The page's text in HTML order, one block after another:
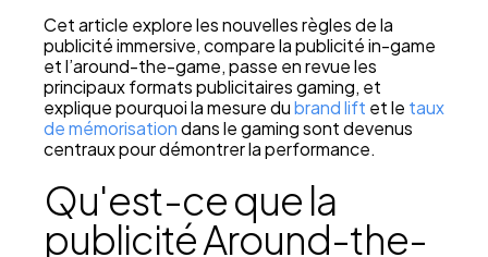
Cet article explore les nouvelles règles de la
publicité immersive, compare la publicité in-game
et l’around-the-game, passe en revue les
principaux formats publicitaires gaming, et
explique pourquoi la mesure dubrand lift et le taux
de mémorisationdans le gaming sont devenus
centraux pour démontrer la performance.
Qu'est-ce que la
publicité Around-the-